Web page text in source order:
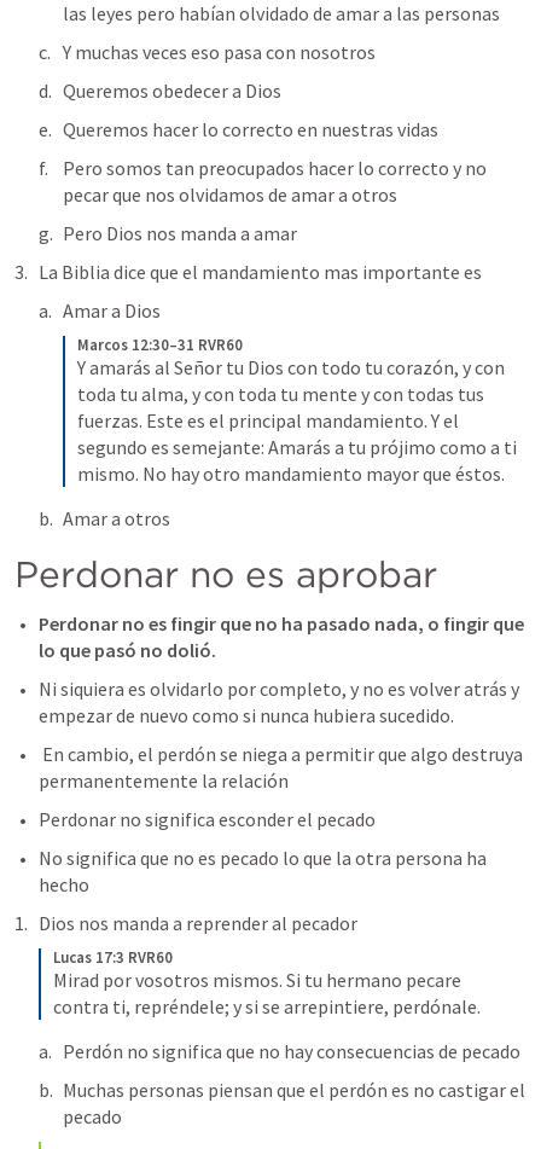
las leyes pero habían olvidado de amar a las personas
Y muchas veces eso pasa con nosotros
Queremos obedecer a Dios
Queremos hacer lo correcto en nuestras vidas
Pero somos tan preocupados hacer lo correcto y no
pecar que nos olvidamos de amar a otros
Pero Dios nos manda a amar
La Biblia dice que el mandamiento mas importante es
Amar a Dios
Marcos 12:30–31 RVR60
Y amarás al Señor tu Dios con todo tu corazón, y con
toda tu alma, y con toda tu mente y con todas tus
fuerzas. Este es el principal mandamiento. Y el
segundo es semejante: Amarás a tu prójimo como a ti
mismo. No hay otro mandamiento mayor que éstos.
Amar a otros
Perdonar no es aprobar
Perdonar no es fingir que no ha pasado nada, o fingir que
lo que pasó no dolió.
Ni siquiera es olvidarlo por completo, y no es volver atrás y
empezar de nuevo como si nunca hubiera sucedido.
permanentemente la relación
Perdonar no significa esconder el pecado
No significa que no es pecado lo que la otra persona ha
hecho
Dios nos manda a reprender al pecador
Lucas 17:3 RVR60
Mirad por vosotros mismos. Si tu hermano pecare
contra ti, repréndele; y si se arrepintiere, perdónale.
Muchas personas piensan que el perdón es no castigar el
pecado